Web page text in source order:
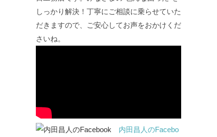
しっかり解決！丁寧にご相談に乗らせていた
だきますので、ご安心してお声をおかけくだ
さいね。
内田昌人のFacebo